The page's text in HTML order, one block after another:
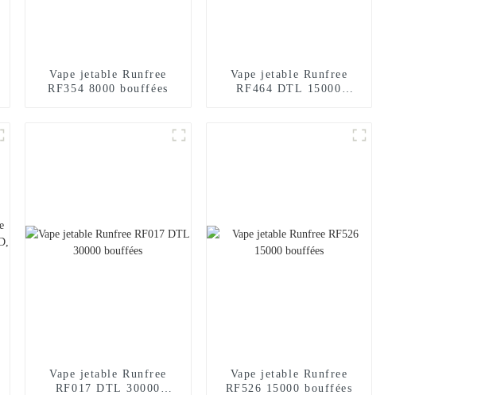
Vape jetable Runfree
RF354 8000 bouffées
Vape jetable Runfree
RF464 DTL 15000
Vape jetable Runfree
RF017 DTL 30000
Vape jetable Runfree
RF526 15000 bouffées